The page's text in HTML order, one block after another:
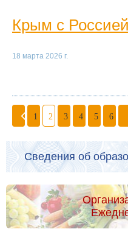
Крым с
18 марта 2026 г.
1 2 3 4 5 6
Сведения об